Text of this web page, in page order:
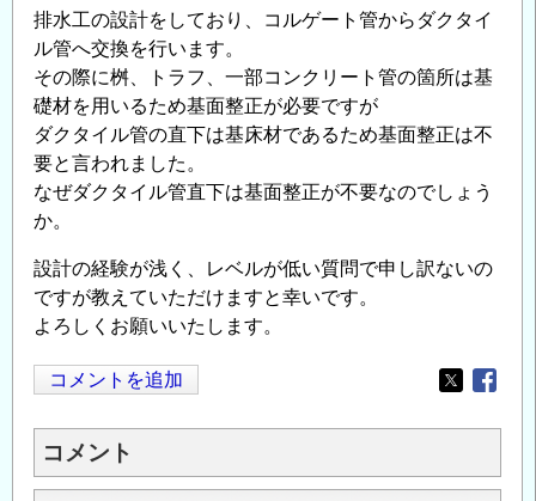
排水工の設計をしており、コルゲート管からダクタイ
ル管へ交換を行います。
その際に桝、トラフ、一部コンクリート管の箇所は基
礎材を用いるため基面整正が必要ですが
ダクタイル管の直下は基床材であるため基面整正は不
要と言われました。
なぜダクタイル管直下は基面整正が不要なのでしょう
か。
設計の経験が浅く、レベルが低い質問で申し訳ないの
ですが教えていただけますと幸いです。
よろしくお願いいたします。
コメントを追加
Opens in
コメント